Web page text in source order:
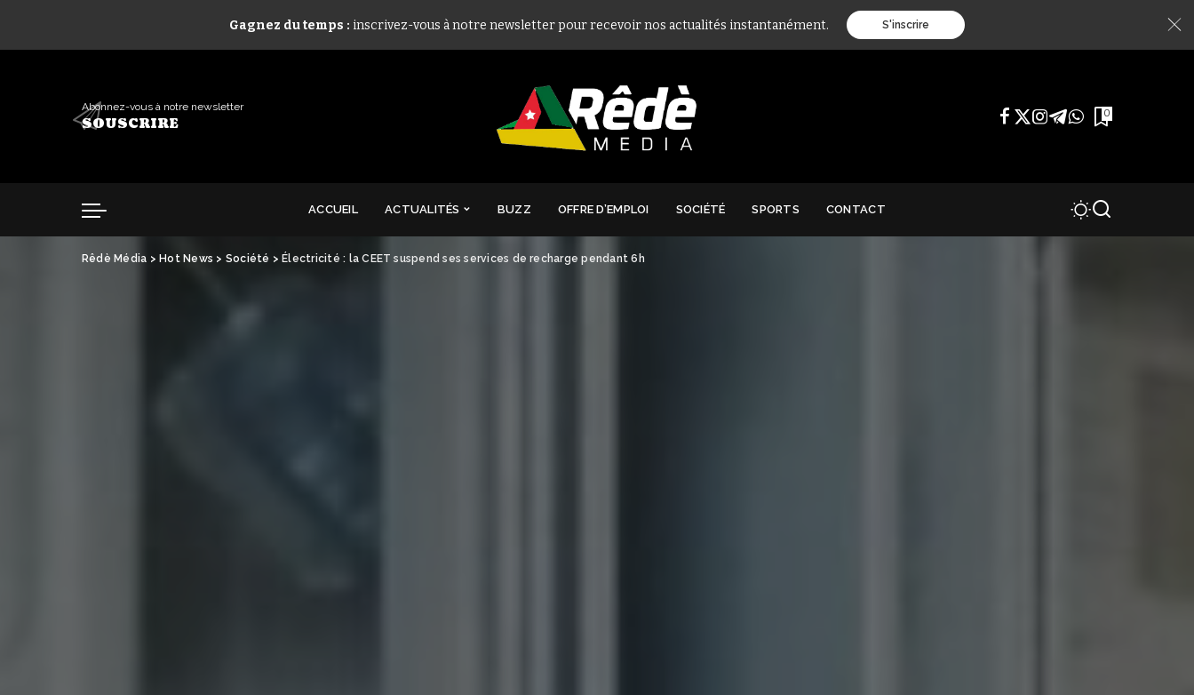
Gagnez du temps : inscrivez-vous à notre newsletter pour recevoir nos actualités instantanément. S'inscrire
Abonnez-vous à notre newsletter
SOUSCRIRE
0
ACCUEIL ACTUALITÉS BUZZ OFFRE D’EMPLOI SOCIÉTÉ SPORTS CONTACT
Rêdè Média > Hot News > Société > Électricité : la CEET suspend ses services de recharge pendant 6h